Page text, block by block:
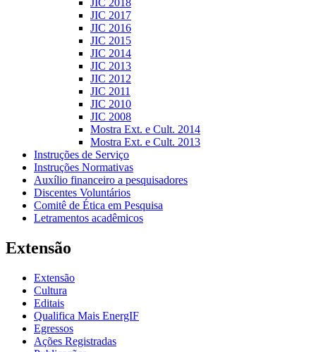
JIC 2018
JIC 2017
JIC 2016
JIC 2015
JIC 2014
JIC 2013
JIC 2012
JIC 2011
JIC 2010
JIC 2008
Mostra Ext. e Cult. 2014
Mostra Ext. e Cult. 2013
Instruções de Serviço
Instruções Normativas
Auxílio financeiro a pesquisadores
Discentes Voluntários
Comitê de Ética em Pesquisa
Letramentos acadêmicos
Extensão
Extensão
Cultura
Editais
Qualifica Mais EnergIF
Egressos
Ações Registradas